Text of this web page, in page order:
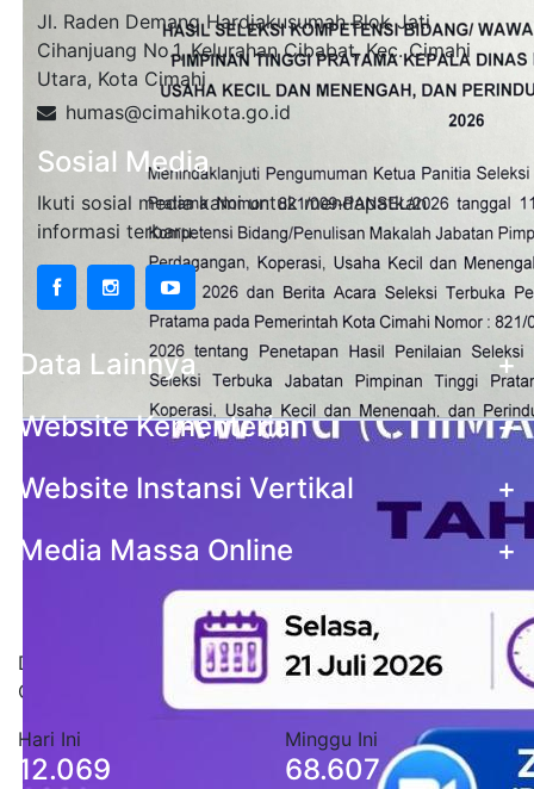
Jl. Raden Demang Hardjakusumah Blok Jati
Cihanjuang No.1, Kelurahan Cibabat, Kec. Cimahi
Utara, Kota Cimahi
humas@cimahikota.go.id
Sosial Media
Ikuti sosial media kami untuk mendapatkan
informasi terbaru
Data Lainnya
+
Website Kementerian
+
Website Instansi Vertikal
+
Media Massa Online
+
Statistik Pengunjung
Data stastistik pengunjung situs Pemerintah Kota
Cimahi
Hari Ini
12.069
Minggu Ini
68.607